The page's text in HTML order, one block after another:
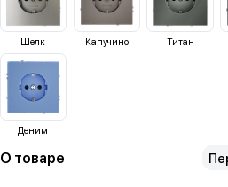
Шелк Капучино Титан
Деним
О товаре